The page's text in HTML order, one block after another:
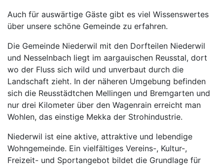
Auch für auswärtige Gäste gibt es viel Wissenswertes
über unsere schöne Gemeinde zu erfahren.
Die Gemeinde Niederwil mit den Dorfteilen Niederwil
und Nesselnbach liegt im aargauischen Reusstal, dort
wo der Fluss sich wild und unverbaut durch die
Landschaft zieht. In der näheren Umgebung befinden
sich die Reusstädtchen Mellingen und Bremgarten und
nur drei Kilometer über den Wagenrain erreicht man
Wohlen, das einstige Mekka der Strohindustrie.
Niederwil ist eine aktive, attraktive und lebendige
Wohngemeinde. Ein vielfältiges Vereins-, Kultur-,
Freizeit- und Sportangebot bildet die Grundlage für